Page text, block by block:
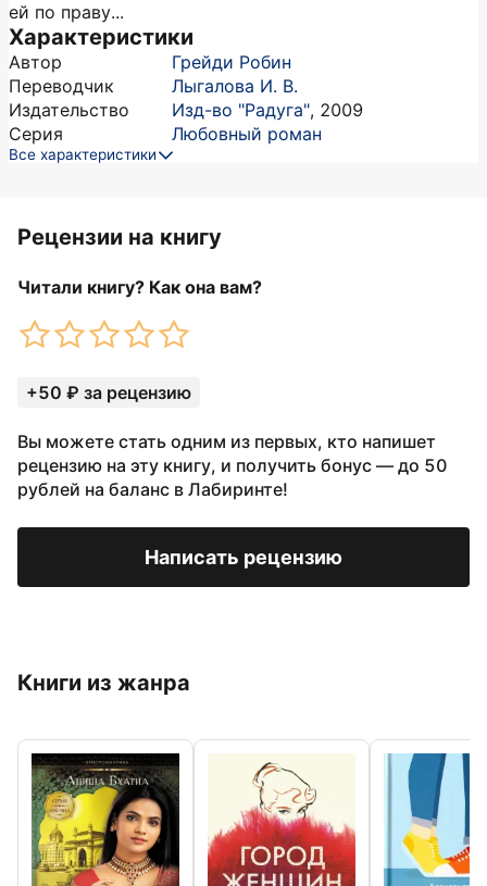
ей по праву...
Характеристики
Автор
Грейди Робин
Переводчик
Лыгалова И. В.
Издательство
Изд-во "Радуга", 2009
Серия
Любовный роман
Все характеристики
Рецензии на книгу
Читали книгу? Как она вам?
+50 ₽ за рецензию
Вы можете стать одним из первых, кто напишет
рецензию на эту книгу, и получить бонус — до 50
рублей на баланс в Лабиринте!
Написать рецензию
Книги из жанра